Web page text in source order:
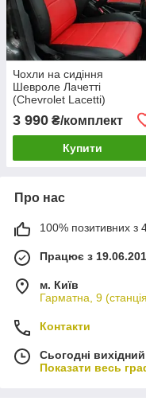
Чохли на сидіння
Шевроле Лачетті
(Chevrolet Lacetti)
підголовник)
3 990 ₴/комплект
Купити
Про нас
100% позитивних з
Працює з
м. Київ
Гарматна, 9
Контакти
Сьогодні вихідний
Показати весь